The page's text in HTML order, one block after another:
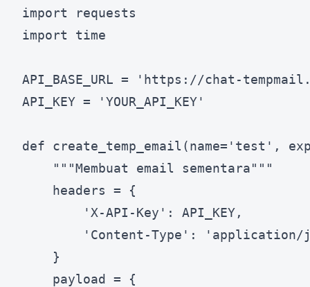
import requests
import time
API_BASE_URL = 'https://chat-
API_KEY = 'YOUR_API_KEY'
def create_temp_email(name='test',
    """Membuat email sementara"""
    headers = {
        'X-API-Key': API_KEY,
'Content-Type': 'application/
    }
    payload = {